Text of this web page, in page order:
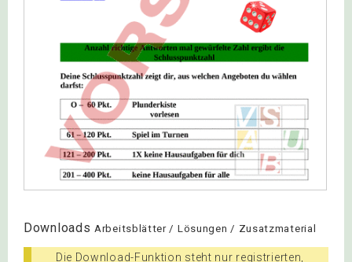
Downloads Arbeitsblätter / Lösungen / Zusatzmaterial
Die Download-Funktion steht nur registrierten,